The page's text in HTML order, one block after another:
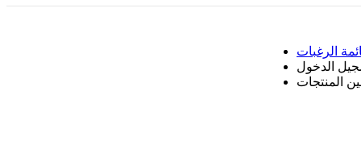
الرغبات
الدخول
المنتجات